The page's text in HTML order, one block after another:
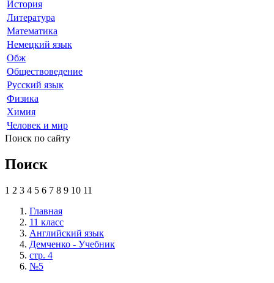
История
Литература
Математика
Немецкий язык
Обж
Обществоведение
Русский язык
Физика
Химия
Человек и мир
Поиск по сайту
Поиск
1 2 3 4 5 6 7 8 9 10 11
Главная
11 класс
Английский язык
Демченко - Учебник
стр. 4
№5